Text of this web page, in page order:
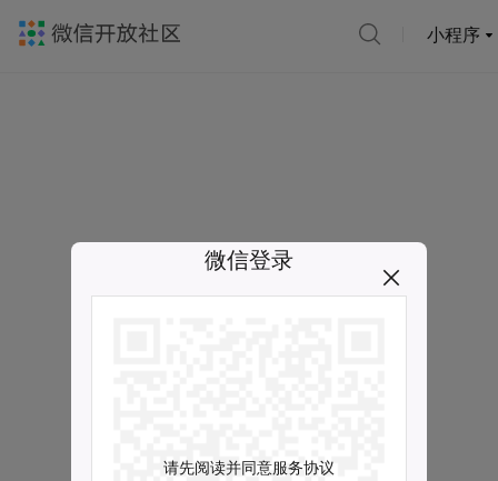
小程序
微信登录
请先阅读并同意服务协议